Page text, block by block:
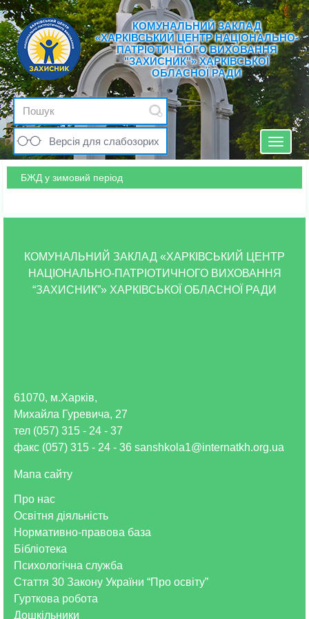
КОМУНАЛЬНИЙ ЗАКЛАД
«ХАРКІВСЬКИЙ ЦЕНТР НАЦІОНАЛЬНО-
ПАТРІОТИЧНОГО ВИХОВАННЯ
"ЗАХИСНИК"» ХАРКІВСЬКОЇ
ОБЛАСНОЇ РАДИ
Версія для слабозорих
Toggle
БЖД у зимовий період
КОМУНАЛЬНИЙ ЗАКЛАД «ХАРКІВСЬКИЙ ЦЕНТР
НАЦІОНАЛЬНО-ПАТРІОТИЧНОГО ВИХОВАННЯ
“ЗАХИСНИК”» ХАРКІВСЬКОЇ ОБЛАСНОЇ РАДИ
Про нас
Освітня діяльність
Нормативно-правова база
Бібліотека
Психологічна служба
Стаття 30 Закону України “Про освіту”
Гурткова робота
Дошкільники
61070, м.Харків,
Михайла Гуревича, 27
тел (057) 315 - 24 - 37
факс (057) 315 - 24 - 36 sanshkola1@internatkh.org.ua
Мапа сайту